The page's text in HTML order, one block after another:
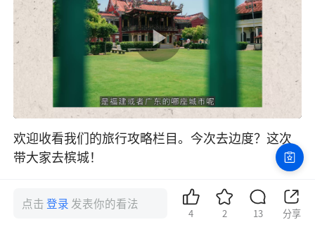
欢迎收看我们的旅行攻略栏目。今次去边度？这次
带大家去槟城！
槟城虽然位处马来西亚，却有着与我们相近的饮
食、文化、语言、生活习惯，因而非常适合作为第
点击登录 发表你的看法
4 2 13 分享